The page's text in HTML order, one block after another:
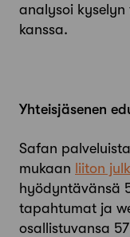
analysoi kyselyn
kanssa.
Yhteisjäsenen
Safan
mukaan liiton
hyödyntävänsä
tapahtumat ja
osallistuvansa